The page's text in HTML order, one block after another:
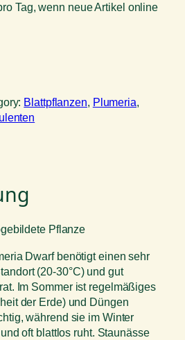
Tag, wenn neue Artikel online
Blattpflanzen, Plumeria
Pflanze
Dwarf benötigt einen sehr
(20-30°C) und gut
Im Sommer ist regelmäßiges
der Erde) und Düngen
während sie im Winter
oft blattlos ruht. Staunässe